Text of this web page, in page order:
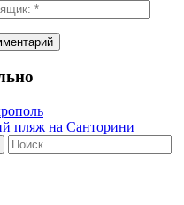
пляж на Санторини